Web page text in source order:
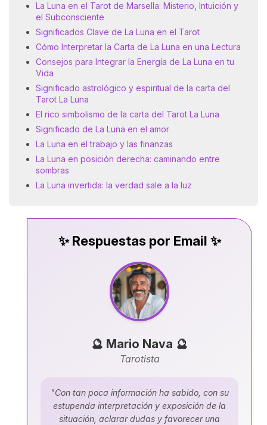
La Luna en el Tarot de Marsella: Misterio, Intuición y
el Subconsciente
Significados Clave de La Luna en el Tarot
Cómo Interpretar la Carta de La Luna en una Lectura
Consejos para Integrar la Energía de La Luna en tu
Vida
Significado astrológico y espiritual de la carta del
Tarot La Luna
El rico simbolismo de la carta del Tarot La Luna
Significado de La Luna en el amor
La Luna en el trabajo y las finanzas
La Luna en posición derecha: caminando entre
sombras
La Luna invertida: la verdad sale a la luz
✨ Respuestas por Email ✨
🔮 Mario Nava 🔮
Tarotista
"Con tan poca información ha sabido, con su
estupenda interpretación y exposición de la
situación, aclarar dudas y favorecer una